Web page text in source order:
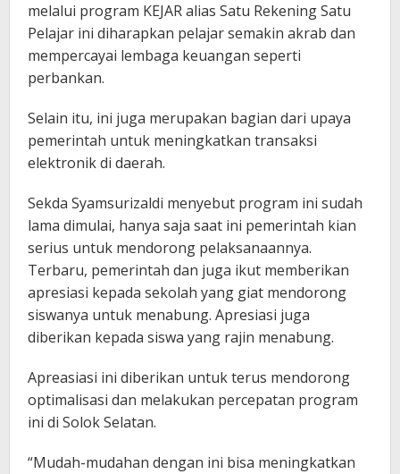
melalui program KEJAR alias Satu Rekening Satu
Pelajar ini diharapkan pelajar semakin akrab dan
mempercayai lembaga keuangan seperti
perbankan.
Selain itu, ini juga merupakan bagian dari upaya
pemerintah untuk meningkatkan transaksi
elektronik di daerah.
Sekda Syamsurizaldi menyebut program ini sudah
lama dimulai, hanya saja saat ini pemerintah kian
serius untuk mendorong pelaksanaannya.
Terbaru, pemerintah dan juga ikut memberikan
apresiasi kepada sekolah yang giat mendorong
siswanya untuk menabung. Apresiasi juga
diberikan kepada siswa yang rajin menabung.
Apreasiasi ini diberikan untuk terus mendorong
optimalisasi dan melakukan percepatan program
ini di Solok Selatan.
“Mudah-mudahan dengan ini bisa meningkatkan